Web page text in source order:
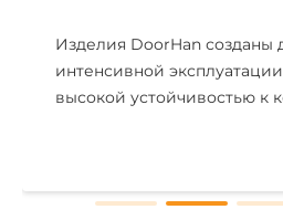
DoorHan созданы для
эксплуатации и обладают
устойчивостью к коррозии.